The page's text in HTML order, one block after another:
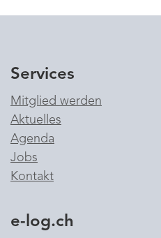
Services
Mitglied werden
Aktuelles
Agenda
Jobs
Kontakt
e-log.ch